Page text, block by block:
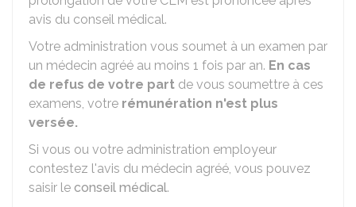
avis du conseil médical.
Votre administration vous soumet à un examen par
un médecin agréé au moins 1 fois par an. En cas
de refus de votre part de vous soumettre à ces
examens, votre rémunération n'est plus
versée.
Si vous ou votre administration employeur
contestez l'avis du médecin agréé, vous pouvez
saisir le conseil médical.